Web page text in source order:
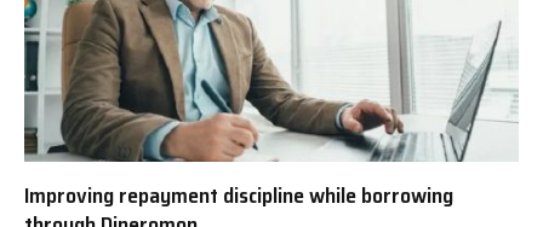
Improving repayment discipline while borrowing